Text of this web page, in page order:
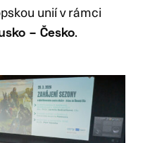
unií v rámci
– Česko.